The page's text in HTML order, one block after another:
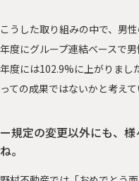
こうした取り組みの中で、男
年度にグループ連結ベースで
年度には102.9%に上がりまし
っての成果ではないかと考えて
ー規定の変更以外にも、
ね。